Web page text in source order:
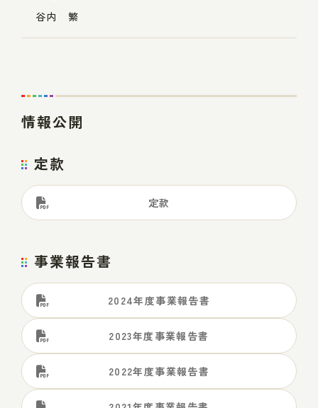
谷内 繁
情報公開
定款
定款
事業報告書
2024年度事業報告書
2023年度事業報告書
2022年度事業報告書